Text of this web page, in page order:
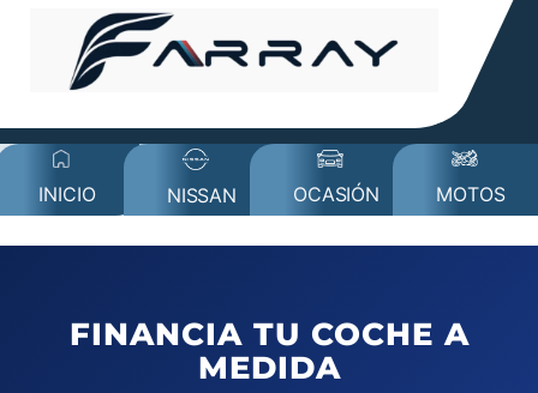
INICIO NISSAN OCASIÓN MOTOS
FINANCIA TU COCHE A
MEDIDA